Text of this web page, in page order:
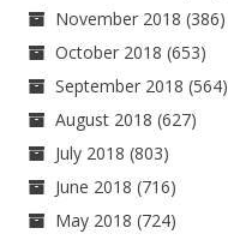
November 2018 (386)
October 2018 (653)
September 2018 (564)
August 2018 (627)
July 2018 (803)
June 2018 (716)
May 2018 (724)